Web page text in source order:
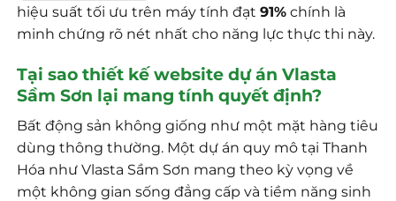
hiệu suất tối ưu trên máy tính đạt91% chính là
minh chứng rõ nét nhất cho năng lực thực thi này.
Tại sao thiết kế website dự án Vlasta
Sầm Sơn lại mang tính quyết định?
Bất động sản không giống như một mặt hàng tiêu
dùng thông thường. Một dự án quy mô tại Thanh
Hóa như Vlasta Sầm Sơn mang theo kỳ vọng về
một không gian sống đẳng cấp và tiềm năng sinh